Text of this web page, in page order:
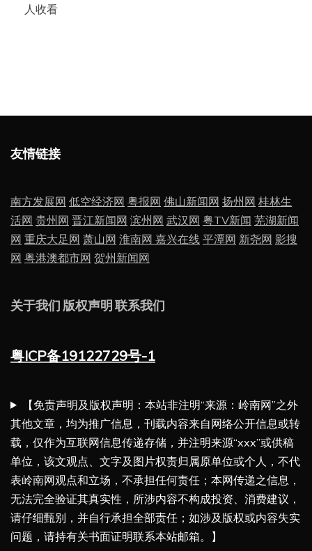
人收看
友情链接
南方发展网 低空经济网 粤报网 佛山新闻网 扬州网 桂林生
活网 贵州网 晋江新闻网 滨州网 武汉网 粤TV新闻 芜湖新闻
网 重庆大足网 萧山网 淮南网 嘉兴在线 平潭网 新尧网 影搜
网 粤港澳都市网 贺州新闻网
关于我们 版权声明 联系我们
粤ICP备19122729号-1
【免责声明及版权声明：本站非注明“来源：岭南网”之外
其他文章，均为推广信息，刊载内容来自网络公开信息或转
载，仅作为互联网信息传递存储，并注明来源“xxx”或供稿
单位，该文观点、文字及图片权责归属原单位或个人，不代
表岭南网观点和立场，不承担任何责任；本网传递之信息，
无法完全验证其真实性，所涉内容不构成投资、消费建议，
请仔细甄别，并自行承担全部责任；如涉及版权或内容失实
问题，请持有关书面证明联系本站邮箱。】